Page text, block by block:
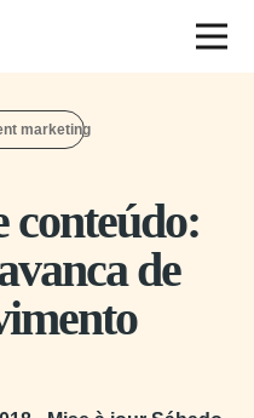
marketing
conteúdo:
de